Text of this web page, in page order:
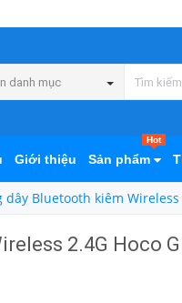
danh mục
Giới thiệu Sản phẩm
Hot
dây Bluetooth kiêm
2.4G Hoco